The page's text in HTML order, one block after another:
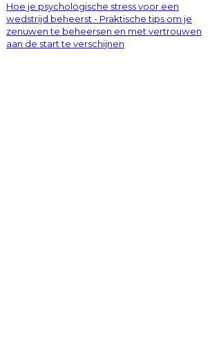
Hoe je psychologische stress voor een
wedstrijd beheerst - Praktische tips om je
zenuwen te beheersen en met vertrouwen
aan de start te verschijnen